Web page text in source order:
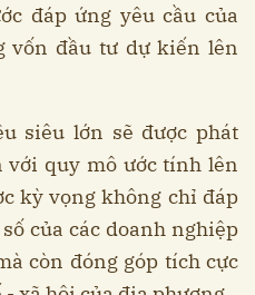
đáp ứng yêu cầu của
vốn đầu tư dự kiến lên
siêu lớn sẽ được phát
quy mô ước tính lên
kỳ vọng không chỉ đáp
của các doanh nghiệp
còn đóng góp tích cực